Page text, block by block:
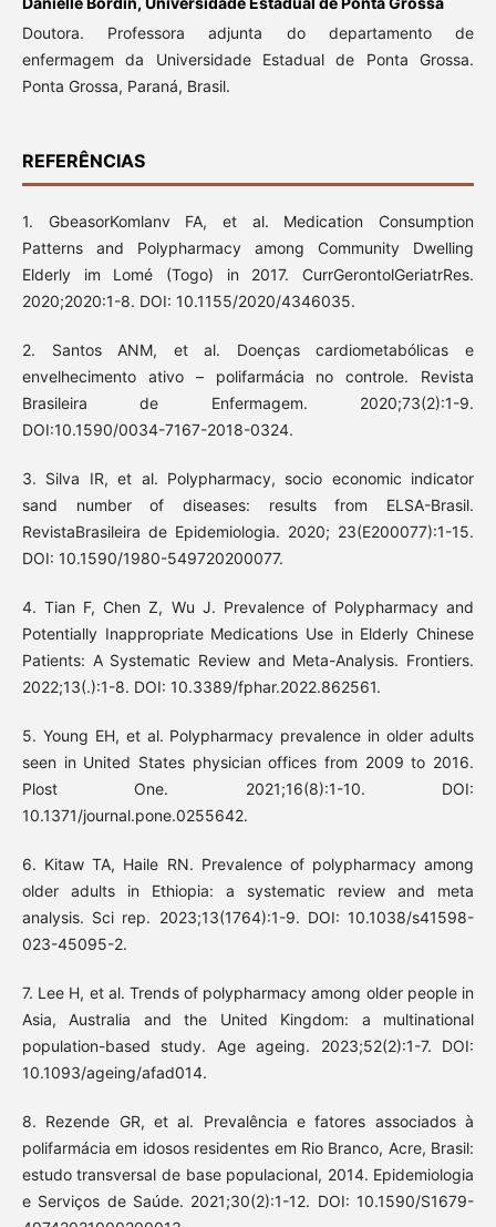
Doutora. Professora adjunta do departamento de
enfermagem da Universidade Estadual de Ponta Grossa.
Ponta Grossa, Paraná, Brasil.
REFERÊNCIAS
1. GbeasorKomlanv FA, et al. Medication Consumption
Patterns and Polypharmacy among Community Dwelling
Elderly im Lomé (Togo) in 2017. CurrGerontolGeriatrRes.
2020;2020:1-8. DOI: 10.1155/2020/4346035.
2. Santos ANM, et al. Doenças cardiometabólicas e
envelhecimento ativo – polifarmácia no controle. Revista
Brasileira de Enfermagem. 2020;73(2):1-9.
DOI:10.1590/0034-7167-2018-0324.
3. Silva IR, et al. Polypharmacy, socio economic indicator
sand number of diseases: results from ELSA-Brasil.
RevistaBrasileira de Epidemiologia. 2020; 23(E200077):1-15.
DOI: 10.1590/1980-549720200077.
4. Tian F, Chen Z, Wu J. Prevalence of Polypharmacy and
Potentially Inappropriate Medications Use in Elderly Chinese
Patients: A Systematic Review and Meta-Analysis. Frontiers.
2022;13(.):1-8. DOI: 10.3389/fphar.2022.862561.
5. Young EH, et al. Polypharmacy prevalence in older adults
seen in United States physician offices from 2009 to 2016.
Plost One. 2021;16(8):1-10. DOI:
10.1371/journal.pone.0255642.
6. Kitaw TA, Haile RN. Prevalence of polypharmacy among
older adults in Ethiopia: a systematic review and meta
analysis. Sci rep. 2023;13(1764):1-9. DOI: 10.1038/s41598-
023-45095-2.
7. Lee H, et al. Trends of polypharmacy among older people in
Asia, Australia and the United Kingdom: a multinational
population-based study. Age ageing. 2023;52(2):1-7. DOI:
10.1093/ageing/afad014.
8. Rezende GR, et al. Prevalência e fatores associados à
polifarmácia em idosos residentes em Rio Branco, Acre, Brasil:
estudo transversal de base populacional, 2014. Epidemiologia
e Serviços de Saúde. 2021;30(2):1-12. DOI: 10.1590/S1679-